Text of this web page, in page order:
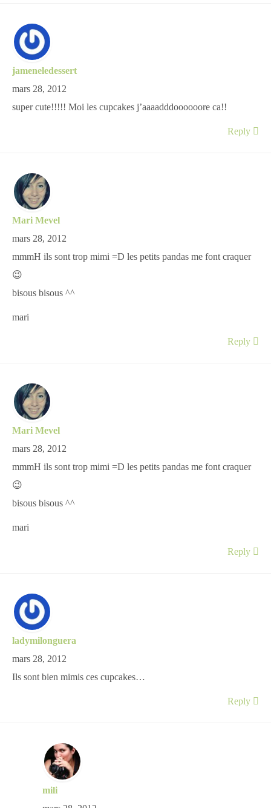
jameneledessert
mars 28, 2012
super cute!!!!! Moi les cupcakes j’aaaadddoooooore ca!!
Reply
Mari Mevel
mars 28, 2012
mmmH ils sont trop mimi =D les petits pandas me font craquer
😉
bisous bisous ^^
mari
Reply
Mari Mevel
mars 28, 2012
mmmH ils sont trop mimi =D les petits pandas me font craquer
😉
bisous bisous ^^
mari
Reply
ladymilonguera
mars 28, 2012
Ils sont bien mimis ces cupcakes…
Reply
mili